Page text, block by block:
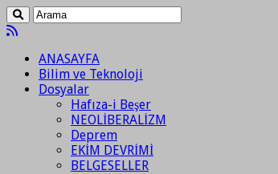
ANASAYFA
Bilim ve Teknoloji
Dosyalar
Hafıza-i Beşer
NEOLİBERALİZM
Deprem
EKİM DEVRİMİ
BELGESELLER